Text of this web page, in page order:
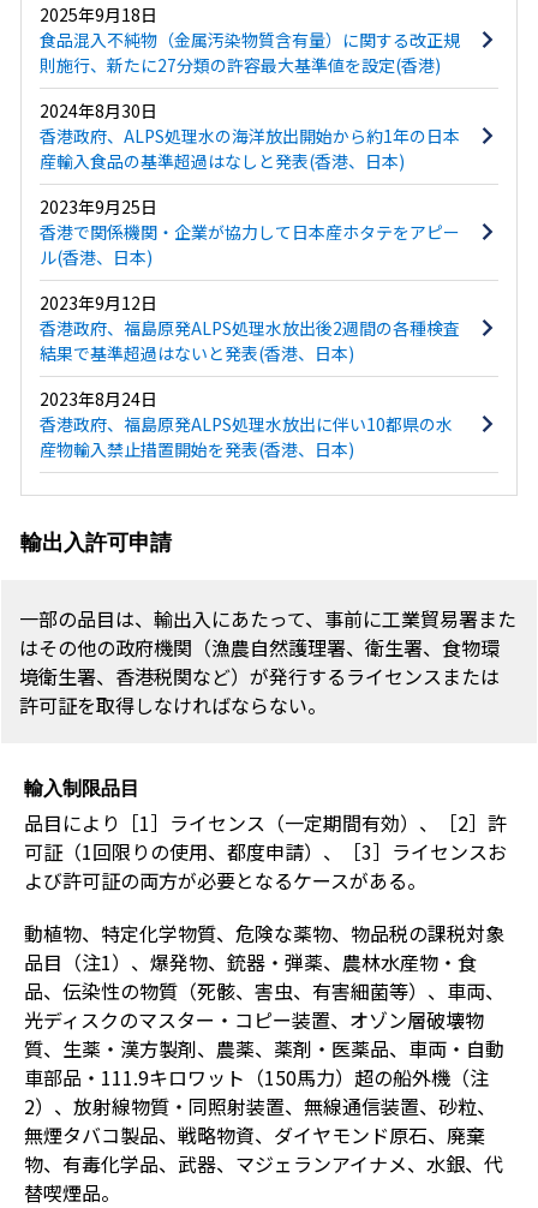
2025年9月18日
食品混入不純物（金属汚染物質含有量）に関する改正規
則施行、新たに27分類の許容最大基準値を設定(香港)
2024年8月30日
香港政府、ALPS処理水の海洋放出開始から約1年の日本
産輸入食品の基準超過はなしと発表(香港、日本)
2023年9月25日
香港で関係機関・企業が協力して日本産ホタテをアピー
ル(香港、日本)
2023年9月12日
香港政府、福島原発ALPS処理水放出後2週間の各種検査
結果で基準超過はないと発表(香港、日本)
2023年8月24日
香港政府、福島原発ALPS処理水放出に伴い10都県の水
産物輸入禁止措置開始を発表(香港、日本)
輸出入許可申請
一部の品目は、輸出入にあたって、事前に工業貿易署また
はその他の政府機関（漁農自然護理署、衛生署、食物環
境衛生署、香港税関など）が発行するライセンスまたは
許可証を取得しなければならない。
輸入制限品目
品目により［1］ライセンス（一定期間有効）、［2］許
可証（1回限りの使用、都度申請）、［3］ライセンスお
よび許可証の両方が必要となるケースがある。
動植物、特定化学物質、危険な薬物、物品税の課税対象
品目（注1）、爆発物、銃器・弾薬、農林水産物・食
品、伝染性の物質（死骸、害虫、有害細菌等）、車両、
光ディスクのマスター・コピー装置、オゾン層破壊物
質、生薬・漢方製剤、農薬、薬剤・医薬品、車両・自動
車部品・111.9キロワット（150馬力）超の船外機（注
2）、放射線物質・同照射装置、無線通信装置、砂粒、
無煙タバコ製品、戦略物資、ダイヤモンド原石、廃棄
物、有毒化学品、武器、マジェランアイナメ、水銀、代
替喫煙品。